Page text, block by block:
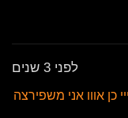
לפני 3 שנים
כן אווו אני משפירצה